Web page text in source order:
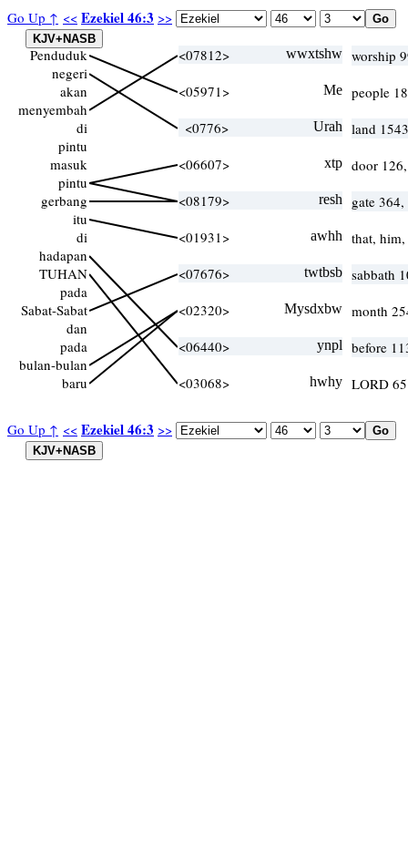
Go Up ↑ << Ezekiel 46:3 >>
Go Up ↑ << Ezekiel 46:3 >>
Penduduk
negeri
akan
menyembah
di
pintu
masuk
pintu
gerbang
itu
di
hadapan
TUHAN
pada
Sabat-Sabat
dan
pada
bulan-bulan
baru
<07812> wwxtshw worship
<05971>
Me people
<0776>
Urah
land
<06607>
xtp door
<08179>
resh
gate
<01931>
awhh
that,
<07676>
twtbsb sabbath
<02320>
Mysdxbw month
<06440>
ynpl
before
<03068>
hwhy LORD